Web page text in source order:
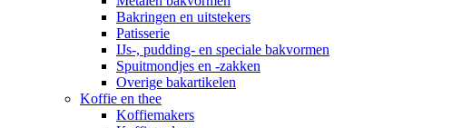
Bakringen en uitstekers
Patisserie
IJs-, pudding- en speciale bakvormen
Spuitmondjes en -zakken
Overige bakartikelen
Koffie en thee
Koffiemakers